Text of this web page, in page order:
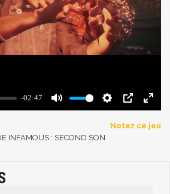
Notez ce jeu
INFAMOUS : SECOND SON